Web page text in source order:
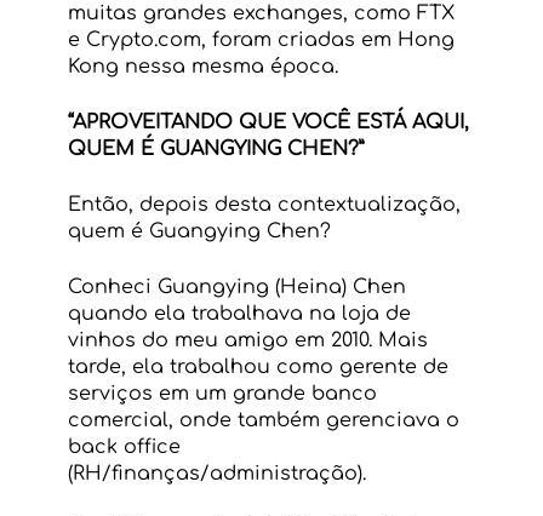
muitas grandes exchanges, como FTX
e Crypto.com, foram criadas em Hong
Kong nessa mesma época.
“APROVEITANDO QUE VOCÊ ESTÁ AQUI,
QUEM É GUANGYING CHEN?”
Então, depois desta contextualização,
quem é Guangying Chen?
Conheci Guangying (Heina) Chen
quando ela trabalhava na loja de
vinhos do meu amigo em 2010. Mais
tarde, ela trabalhou como gerente de
serviços em um grande banco
comercial, onde também gerenciava o
back office
(RH/finanças/administração).